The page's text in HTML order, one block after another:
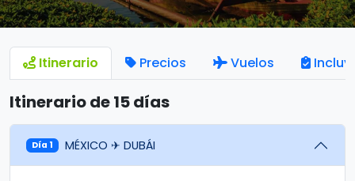
Itinerario Precios Vuelos
Itinerario de 15 días
Día 1 MÉXICO ✈ DUBÁI